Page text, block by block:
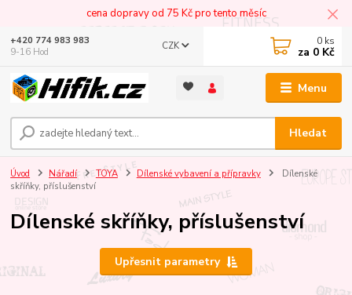
cena dopravy od 75 Kč pro tento měsíc
Menu
CZK
Hledat
+420 774 983 983
9-16 Hod
0 ks
za 0 Kč
Úvod Nářadí TOYA Dílenské vybavení a přípravky
Dílenské
skříňky, příslušenství
Dílenské skříňky, příslušenství
Upřesnit parametry